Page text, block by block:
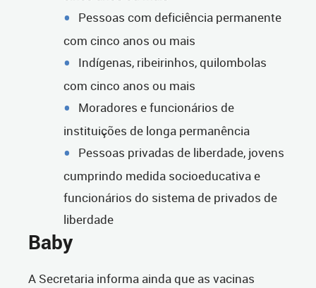
Pessoas com deficiência permanente
com cinco anos ou mais
Indígenas, ribeirinhos, quilombolas
com cinco anos ou mais
Moradores e funcionários de
instituições de longa permanência
Pessoas privadas de liberdade, jovens
cumprindo medida socioeducativa e
funcionários do sistema de privados de
liberdade
Baby
A Secretaria informa ainda que as vacinas